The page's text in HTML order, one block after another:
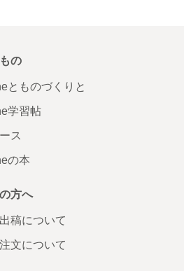
の
とものづくりと
学習帖
ス
の本
方へ
稿について
文について